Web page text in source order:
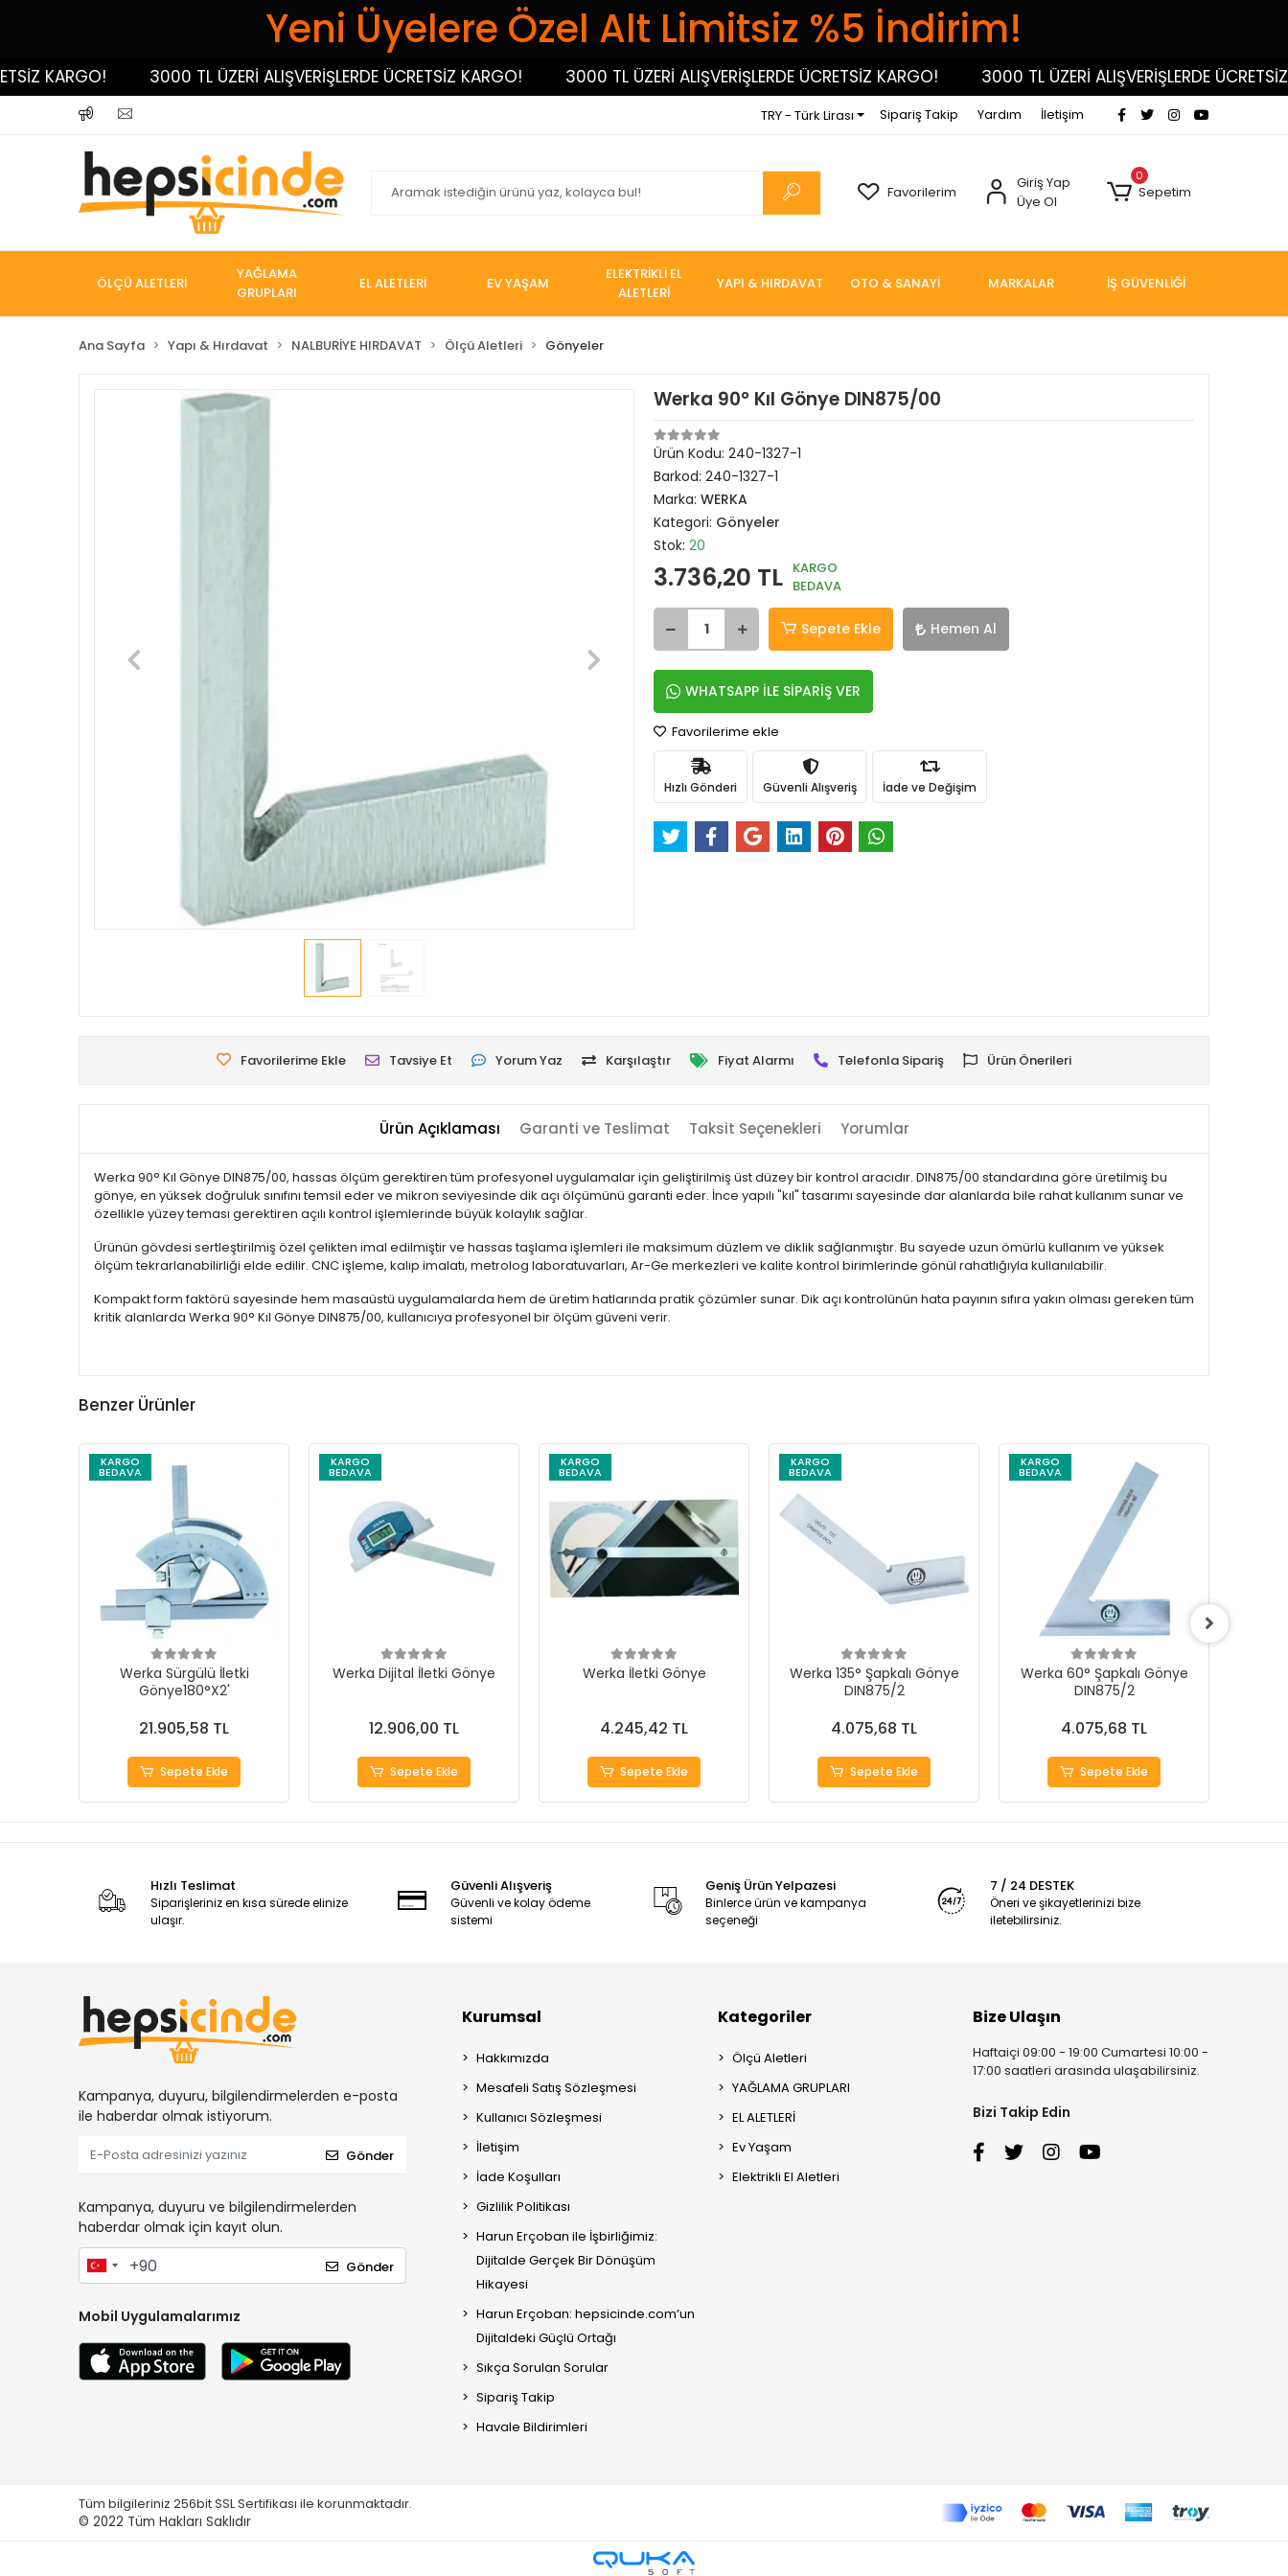
Yeni Üyelere Özel Alt Limitsiz %5 İndirim!
KARGO! 3000 TL ÜZERİ ALIŞVERİŞLERDE ÜCRETSİZ KARGO! 3000 TL ÜZERİ ALIŞVERİŞLERDE ÜCRETSİZ KARGO! 3000 TL ÜZERİ ALIŞVERİŞLERDE ÜCRETSİZ
TRY - Türk Lirası Sipariş Takip Yardım İletişim
Favorilerim
Giriş Yap
Üye Ol
0
Sepetim
ÖLÇÜ ALETLERİ
YAĞLAMA
GRUPLARI
EL ALETLERİ EV YAŞAM
ELEKTRİKLİ EL
ALETLERİ
YAPI & HIRDAVAT OTO & SANAYİ MARKALAR İŞ GÜVENLİĞİ
Ana Sayfa Yapı & Hırdavat NALBURİYE HIRDAVAT Ölçü Aletleri Gönyeler
Werka 90° Kıl Gönye DIN875/00
Ürün Kodu: 240-1327-1
Barkod: 240-1327-1
Marka: WERKA
Kategori: Gönyeler
Stok: 20
3.736,20 TL KARGO
BEDAVA
Sepete Ekle Hemen Al
WHATSAPP İLE SİPARİŞ VER
Favorilerime ekle
Hızlı Gönderi Güvenli Alışveriş İade ve Değişim
Favorilerime Ekle Tavsiye Et Yorum Yaz Karşılaştır Fiyat Alarmı Telefonla Sipariş Ürün Önerileri
Ürün Açıklaması Garanti ve Teslimat Taksit Seçenekleri Yorumlar
Werka 90° Kıl Gönye DIN875/00, hassas ölçüm gerektiren tüm profesyonel uygulamalar için geliştirilmiş üst düzey bir kontrol aracıdır. DIN875/00 standardına göre üretilmiş bu
gönye, en yüksek doğruluk sınıfını temsil eder ve mikron seviyesinde dik açı ölçümünü garanti eder. İnce yapılı "kıl" tasarımı sayesinde dar alanlarda bile rahat kullanım sunar ve
özellikle yüzey teması gerektiren açılı kontrol işlemlerinde büyük kolaylık sağlar.
Ürünün gövdesi sertleştirilmiş özel çelikten imal edilmiştir ve hassas taşlama işlemleri ile maksimum düzlem ve diklik sağlanmıştır. Bu sayede uzun ömürlü kullanım ve yüksek
ölçüm tekrarlanabilirliği elde edilir. CNC işleme, kalıp imalatı, metrolog laboratuvarları, Ar-Ge merkezleri ve kalite kontrol birimlerinde gönül rahatlığıyla kullanılabilir.
Kompakt form faktörü sayesinde hem masaüstü uygulamalarda hem de üretim hatlarında pratik çözümler sunar. Dik açı kontrolünün hata payının sıfıra yakın olması gereken tüm
kritik alanlarda Werka 90° Kıl Gönye DIN875/00, kullanıcıya profesyonel bir ölçüm güveni verir.
Benzer Ürünler
KARGO
BEDAVA
Werka Sürgülü İletki
Gönye180°X2'
21.905,58 TL
Sepete Ekle
KARGO
BEDAVA
Werka Dijital İletki Gönye
12.906,00 TL
Sepete Ekle
KARGO
BEDAVA
Werka İletki Gönye
4.245,42 TL
Sepete Ekle
KARGO
BEDAVA
Werka 135° Şapkalı Gönye
DIN875/2
4.075,68 TL
Sepete Ekle
KARGO
BEDAVA
Werka 60° Şapkalı Gönye
DIN875/2
4.075,68 TL
Sepete Ekle
Hızlı Teslimat
Siparişleriniz en kısa sürede elinize
ulaşır.
Güvenli Alışveriş
Güvenli ve kolay ödeme
sistemi
Geniş Ürün Yelpazesi
Binlerce ürün ve kampanya
seçeneği
7 / 24 DESTEK
Öneri ve şikayetlerinizi bize
iletebilirsiniz.
Kampanya, duyuru, bilgilendirmelerden e-posta
ile haberdar olmak istiyorum.
Gönder
Kampanya, duyuru ve bilgilendirmelerden
haberdar olmak için kayıt olun.
Gönder
Mobil Uygulamalarımız
Kurumsal
Hakkımızda
Mesafeli Satış Sözleşmesi
Kullanıcı Sözleşmesi
İletişim
İade Koşulları
Gizlilik Politikası
Harun Erçoban ile İşbirliğimiz:
Dijitalde Gerçek Bir Dönüşüm
Hikayesi
Harun Erçoban: hepsicinde.com’un
Dijitaldeki Güçlü Ortağı
Sıkça Sorulan Sorular
Sipariş Takip
Havale Bildirimleri
Kategoriler
Ölçü Aletleri
YAĞLAMA GRUPLARI
EL ALETLERİ
Ev Yaşam
Elektrikli El Aletleri
Bize Ulaşın
Haftaiçi 09:00 - 19:00 Cumartesi 10:00 -
17:00 saatleri arasında ulaşabilirsiniz.
Bizi Takip Edin
Tüm bilgileriniz 256bit SSL Sertifikası ile korunmaktadır.
© 2022 Tüm Hakları Saklıdır